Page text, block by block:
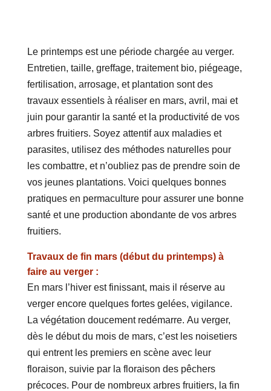
Le printemps est une période chargée au verger.
Entretien, taille, greffage, traitement bio, piégeage,
fertilisation, arrosage, et plantation sont des
travaux essentiels à réaliser en mars, avril, mai et
juin pour garantir la santé et la productivité de vos
arbres fruitiers. Soyez attentif aux maladies et
parasites, utilisez des méthodes naturelles pour
les combattre, et n’oubliez pas de prendre soin de
vos jeunes plantations. Voici quelques bonnes
pratiques en permaculture pour assurer une bonne
santé et une production abondante de vos arbres
fruitiers.
Travaux de fin mars (début du printemps) à
faire au verger :
En mars l’hiver est finissant, mais il réserve au
verger encore quelques fortes gelées, vigilance.
La végétation doucement redémarre. Au verger,
dès le début du mois de mars, c’est les noisetiers
qui entrent les premiers en scène avec leur
floraison, suivie par la floraison des pêchers
précoces. Pour de nombreux arbres fruitiers, la fin